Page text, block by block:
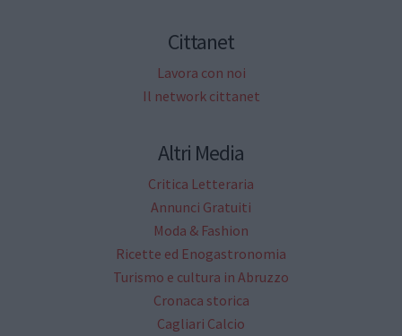
Cittanet
Lavora con noi
Il network cittanet
Altri Media
Critica Letteraria
Annunci Gratuiti
Moda & Fashion
Ricette ed Enogastronomia
Turismo e cultura in Abruzzo
Cronaca storica
Cagliari Calcio